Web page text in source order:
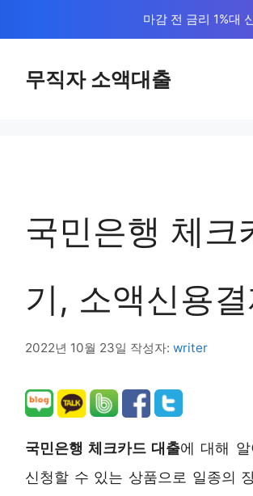
마감 전 금리 1%대
무직자 소액대출
국민은행 체크
기, 소액신용
2022년 10월 23일 작성자: writer
국민은행 체크카드 대출에 대해 알
신청할 수 있는 상품으로 일종의